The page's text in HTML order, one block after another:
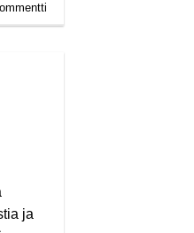
ja